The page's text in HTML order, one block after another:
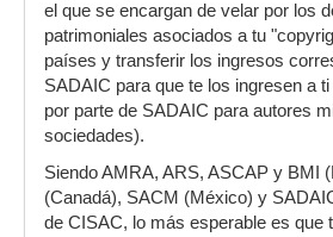
el que se encargan de velar por los
patrimoniales asociados a tu
países y transferir los ingresos
SADAIC para que te los ingresen a
por parte de SADAIC para autores
sociedades).
Siendo AMRA, ARS, ASCAP y BMI
(Canadá), SACM (México) y
de CISAC, lo más esperable es que